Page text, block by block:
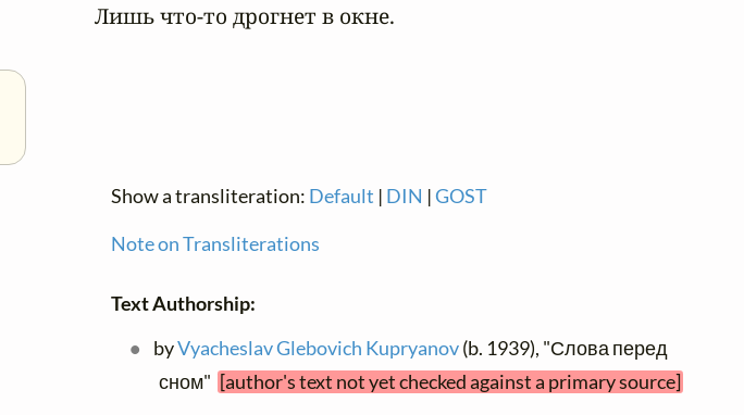
Лишь что-то дрогнет в окне.
Show a transliteration: Default | DIN |GOST
Note on Transliterations
Text Authorship:
byVyacheslav Glebovich Kupryanov(b. 1939), "Слова перед
сном" [author's text not yet checked against a primary source]